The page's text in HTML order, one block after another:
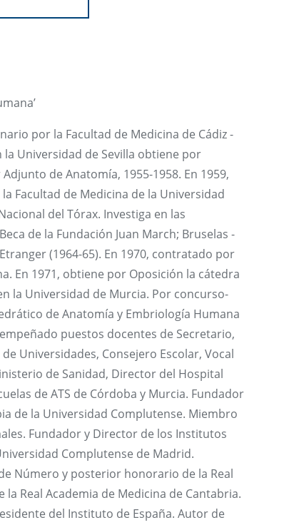
por la Facultad de Medicina de Cádiz -
la Universidad de Sevilla obtiene por
de Anatomía, 1955-1958. En 1959,
Facultad de Medicina de la Universidad
del Tórax. Investiga en las
de la Fundación Juan March; Bruselas -
(1964-65). En 1970, contratado por
En 1971, obtiene por Oposición la cátedra
la Universidad de Murcia. Por concurso-
de Anatomía y Embriología Humana
puestos docentes de Secretario,
Universidades, Consejero Escolar, Vocal
de Sanidad, Director del Hospital
de ATS de Córdoba y Murcia. Fundador
de la Universidad Complutense. Miembro
Fundador y Director de los Institutos
Complutense de Madrid.
Número y posterior honorario de la Real
Real Academia de Medicina de Cantabria.
del Instituto de España. Autor de